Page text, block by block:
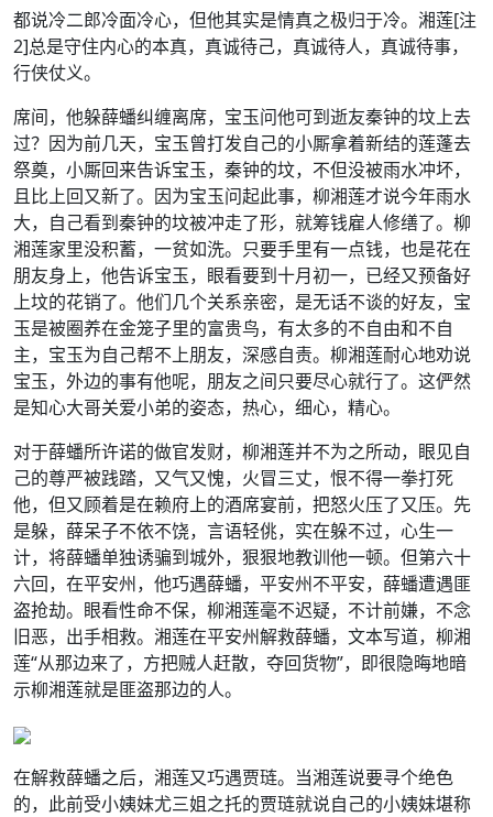
都说冷二郎冷面冷心，但他其实是情真之极归于冷。湘莲[注
2]总是守住内心的本真，真诚待己，真诚待人，真诚待事，
行侠仗义。
席间，他躲薛蟠纠缠离席，宝玉问他可到逝友秦钟的坟上去
过？因为前几天，宝玉曾打发自己的小厮拿着新结的莲蓬去
祭奠，小厮回来告诉宝玉，秦钟的坟，不但没被雨水冲坏，
且比上回又新了。因为宝玉问起此事，柳湘莲才说今年雨水
大，自己看到秦钟的坟被冲走了形，就筹钱雇人修缮了。柳
湘莲家里没积蓄，一贫如洗。只要手里有一点钱，也是花在
朋友身上，他告诉宝玉，眼看要到十月初一，已经又预备好
上坟的花销了。他们几个关系亲密，是无话不谈的好友，宝
玉是被圈养在金笼子里的富贵鸟，有太多的不自由和不自
主，宝玉为自己帮不上朋友，深感自责。柳湘莲耐心地劝说
宝玉，外边的事有他呢，朋友之间只要尽心就行了。这俨然
是知心大哥关爱小弟的姿态，热心，细心，精心。
对于薛蟠所许诺的做官发财，柳湘莲并不为之所动，眼见自
己的尊严被践踏，又气又愧，火冒三丈，恨不得一拳打死
他，但又顾着是在赖府上的酒席宴前，把怒火压了又压。先
是躲，薛呆子不依不饶，言语轻佻，实在躲不过，心生一
计，将薛蟠单独诱骗到城外，狠狠地教训他一顿。但第六十
六回，在平安州，他巧遇薛蟠，平安州不平安，薛蟠遭遇匪
盗抢劫。眼看性命不保，柳湘莲毫不迟疑，不计前嫌，不念
旧恶，出手相救。湘莲在平安州解救薛蟠，文本写道，柳湘
莲“从那边来了，方把贼人赶散，夺回货物”，即很隐晦地暗
示柳湘莲就是匪盗那边的人。
在解救薛蟠之后，湘莲又巧遇贾琏。当湘莲说要寻个绝色
的，此前受小姨妹尤三姐之托的贾琏就说自己的小姨妹堪称